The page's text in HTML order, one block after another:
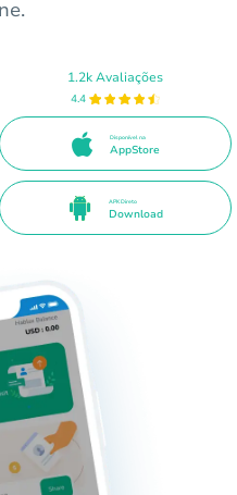
1.2k Avaliações
4.4
Disponível na
AppStore
APK Direto
Download